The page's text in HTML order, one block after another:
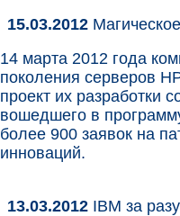
15.03.2012
14 марта 2012 года
поколения серверов
проект их разработки
вошедшего в
более 900 заявок на
инноваций.
13.03.2012 IBM за